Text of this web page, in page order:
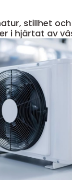
i hjärtat av